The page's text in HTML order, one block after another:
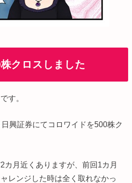
クロスしました
す。
興証券にてコロワイドを500株ク
カ月近くありますが、前回1カ月
レンジした時は全く取れなかっ